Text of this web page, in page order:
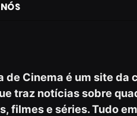
de Cinema é um site da
traz notícias sobre
filmes e séries. Tudo